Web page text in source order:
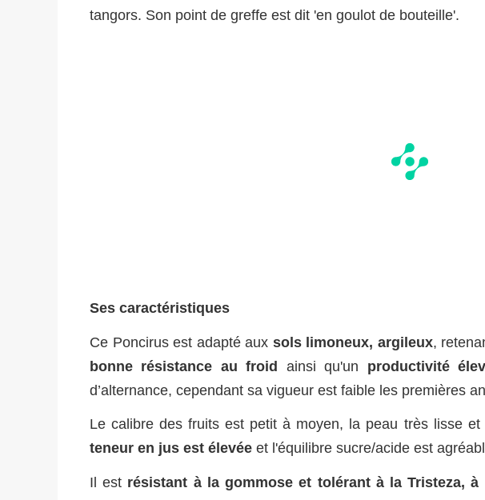
tangors. Son point de greffe est dit 'en goulot de bouteille'.
Ses caractéristiques
Ce Poncirus est adapté aux sols limoneux, argileux,
bonne résistance au froid ainsi qu'un productivité
d’alternance, cependant sa vigueur est faible les premières
Le calibre des fruits est petit à moyen, la peau très lisse
teneur en jus est élevée et l'équilibre sucre/acide est
Il est résistant à la gommose et tolérant à la Tristeza,